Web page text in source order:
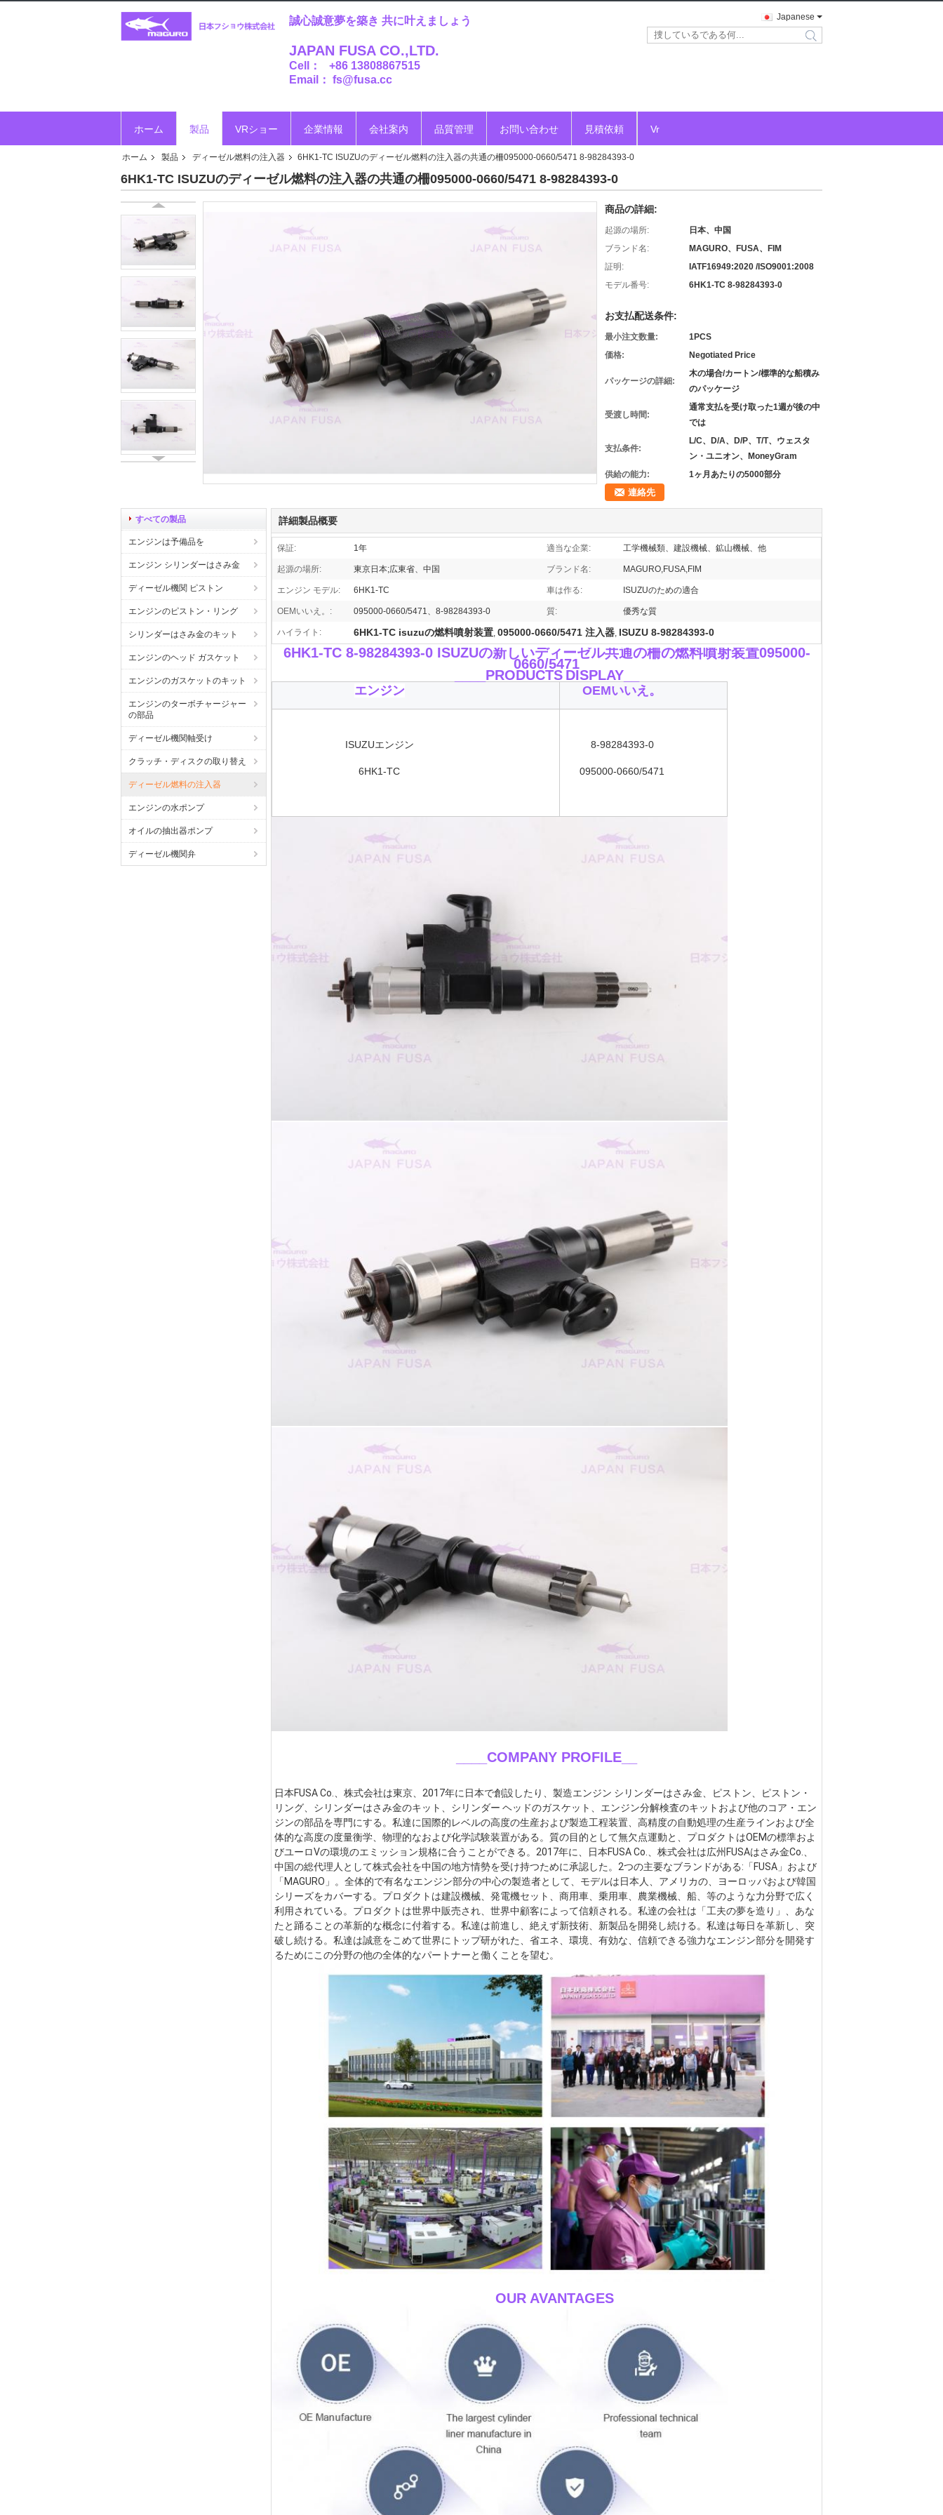
誠心誠意夢を築き 共に叶えましょう
JAPAN FUSA CO.,LTD.
Cell： +86 13808867515
Email： fs@fusa.cc
Japanese
search
ホーム 製品 VRショー 企業情報 会社案内 品質管理 お問い合わせ 見積依頼 Vr
ホーム 製品 ディーゼル燃料の注入器 6HK1-TC ISUZUのディーゼル燃料の注入器の共通の柵095000-0660/5471 8-98284393-0
6HK1-TC ISUZUのディーゼル燃料の注入器の共通の柵095000-0660/5471 8-98284393-0
商品の詳細:
起源の場所:
日本、中国
ブランド名:
MAGURO、FUSA、FIM
証明:
IATF16949:2020 /ISO9001:2008
モデル番号:
6HK1-TC 8-98284393-0
お支払配送条件:
最小注文数量:
1PCS
価格:
Negotiated Price
パッケージの詳細:
木の場合/カートン/標準的な船積み
のパッケージ
受渡し時間:
通常支払を受け取った1週が後の中
では
支払条件:
L/C、D/A、D/P、T/T、ウェスタ
ン・ユニオン、MoneyGram
供給の能力:
1ヶ月あたりの5000部分
連絡先
すべての製品
エンジンは予備品を
エンジン シリンダーはさみ金
ディーゼル機関 ピストン
エンジンのピストン・リング
シリンダーはさみ金のキット
エンジンのヘッド ガスケット
エンジンのガスケットのキット
エンジンのターボチャージャー
の部品
ディーゼル機関軸受け
クラッチ・ディスクの取り替え
ディーゼル燃料の注入器
エンジンの水ポンプ
オイルの抽出器ポンプ
ディーゼル機関弁
詳細製品概要
保証: 1年 適当な企業: 工学機械類、建設機械、鉱山機械、他
起源の場所: 東京日本;広東省、中国 ブランド名: MAGURO,FUSA,FIM
エンジン モデル: 6HK1-TC 車は作る: ISUZUのための適合
OEMいいえ。: 095000-0660/5471、8-98284393-0 質: 優秀な質
ハイライト: 6HK1-TC isuzuの燃料噴射装置, 095000-0660/5471 注入器, ISUZU 8-98284393-0
6HK1-TC 8-98284393-0 ISUZUの新しいディーゼル共通の柵の燃料噴射装置095000-
0660/5471
____PRODUCTS DISPLAY__
エンジン OEMいいえ。
ISUZUエンジン
6HK1-TC
8-98284393-0
095000-0660/5471
____COMPANY PROFILE__
日本FUSA Co.、株式会社は東京、2017年に日本で創設したり、製造エンジン シリンダーはさみ金、ピストン、ピストン・
リング、シリンダーはさみ金のキット、シリンダー ヘッドのガスケット、エンジン分解検査のキットおよび他のコア・エン
ジンの部品を専門にする。私達に国際的レベルの高度の生産および製造工程装置、高精度の自動処理の生産ラインおよび全
体的な高度の度量衡学、物理的なおよび化学試験装置がある。質の目的として無欠点運動と、プロダクトはOEMの標準およ
びユーロVの環境のエミッション規格に合うことができる。2017年に、日本FUSA Co.、株式会社は広州FUSAはさみ金Co.、
中国の総代理人として株式会社を中国の地方情勢を受け持つために承認した。2つの主要なブランドがある:「FUSA」および
「MAGURO」。全体的で有名なエンジン部分の中心の製造者として、モデルは日本人、アメリカの、ヨーロッパおよび韓国
シリーズをカバーする。プロダクトは建設機械、発電機セット、商用車、乗用車、農業機械、船、等のような力分野で広く
利用されている。プロダクトは世界中販売され、世界中顧客によって信頼される。私達の会社は「工夫の夢を造り」、あな
たと踊ることの革新的な概念に付着する。私達は前進し、絶えず新技術、新製品を開発し続ける。私達は毎日を革新し、突
破し続ける。私達は誠意をこめて世界にトップ研がれた、省エネ、環境、有効な、信頼できる強力なエンジン部分を開発す
るためにこの分野の他の全体的なパートナーと働くことを望む。